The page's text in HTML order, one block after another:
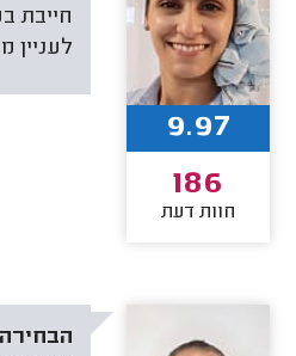
לעניין
9.97
186
חוות דעת